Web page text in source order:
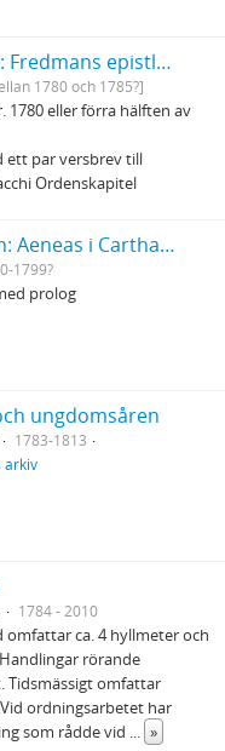
Carl Michael Bellman: Fredmans epistlar och sånger m.fl. Bellman-texter
1780 och 1785?]
1780 eller förra hälften av
ett par versbrev till
Ordenskapitel
Johan Henric Kellgren: Aeneas i Carthago
1799?
prolog
ungdomsåren
1783-1813
arkiv
1784 - 2010
omfattar ca. 4 hyllmeter och
rörande
Tidsmässigt omfattar
ordningsarbetet har
som rådde vid ... »